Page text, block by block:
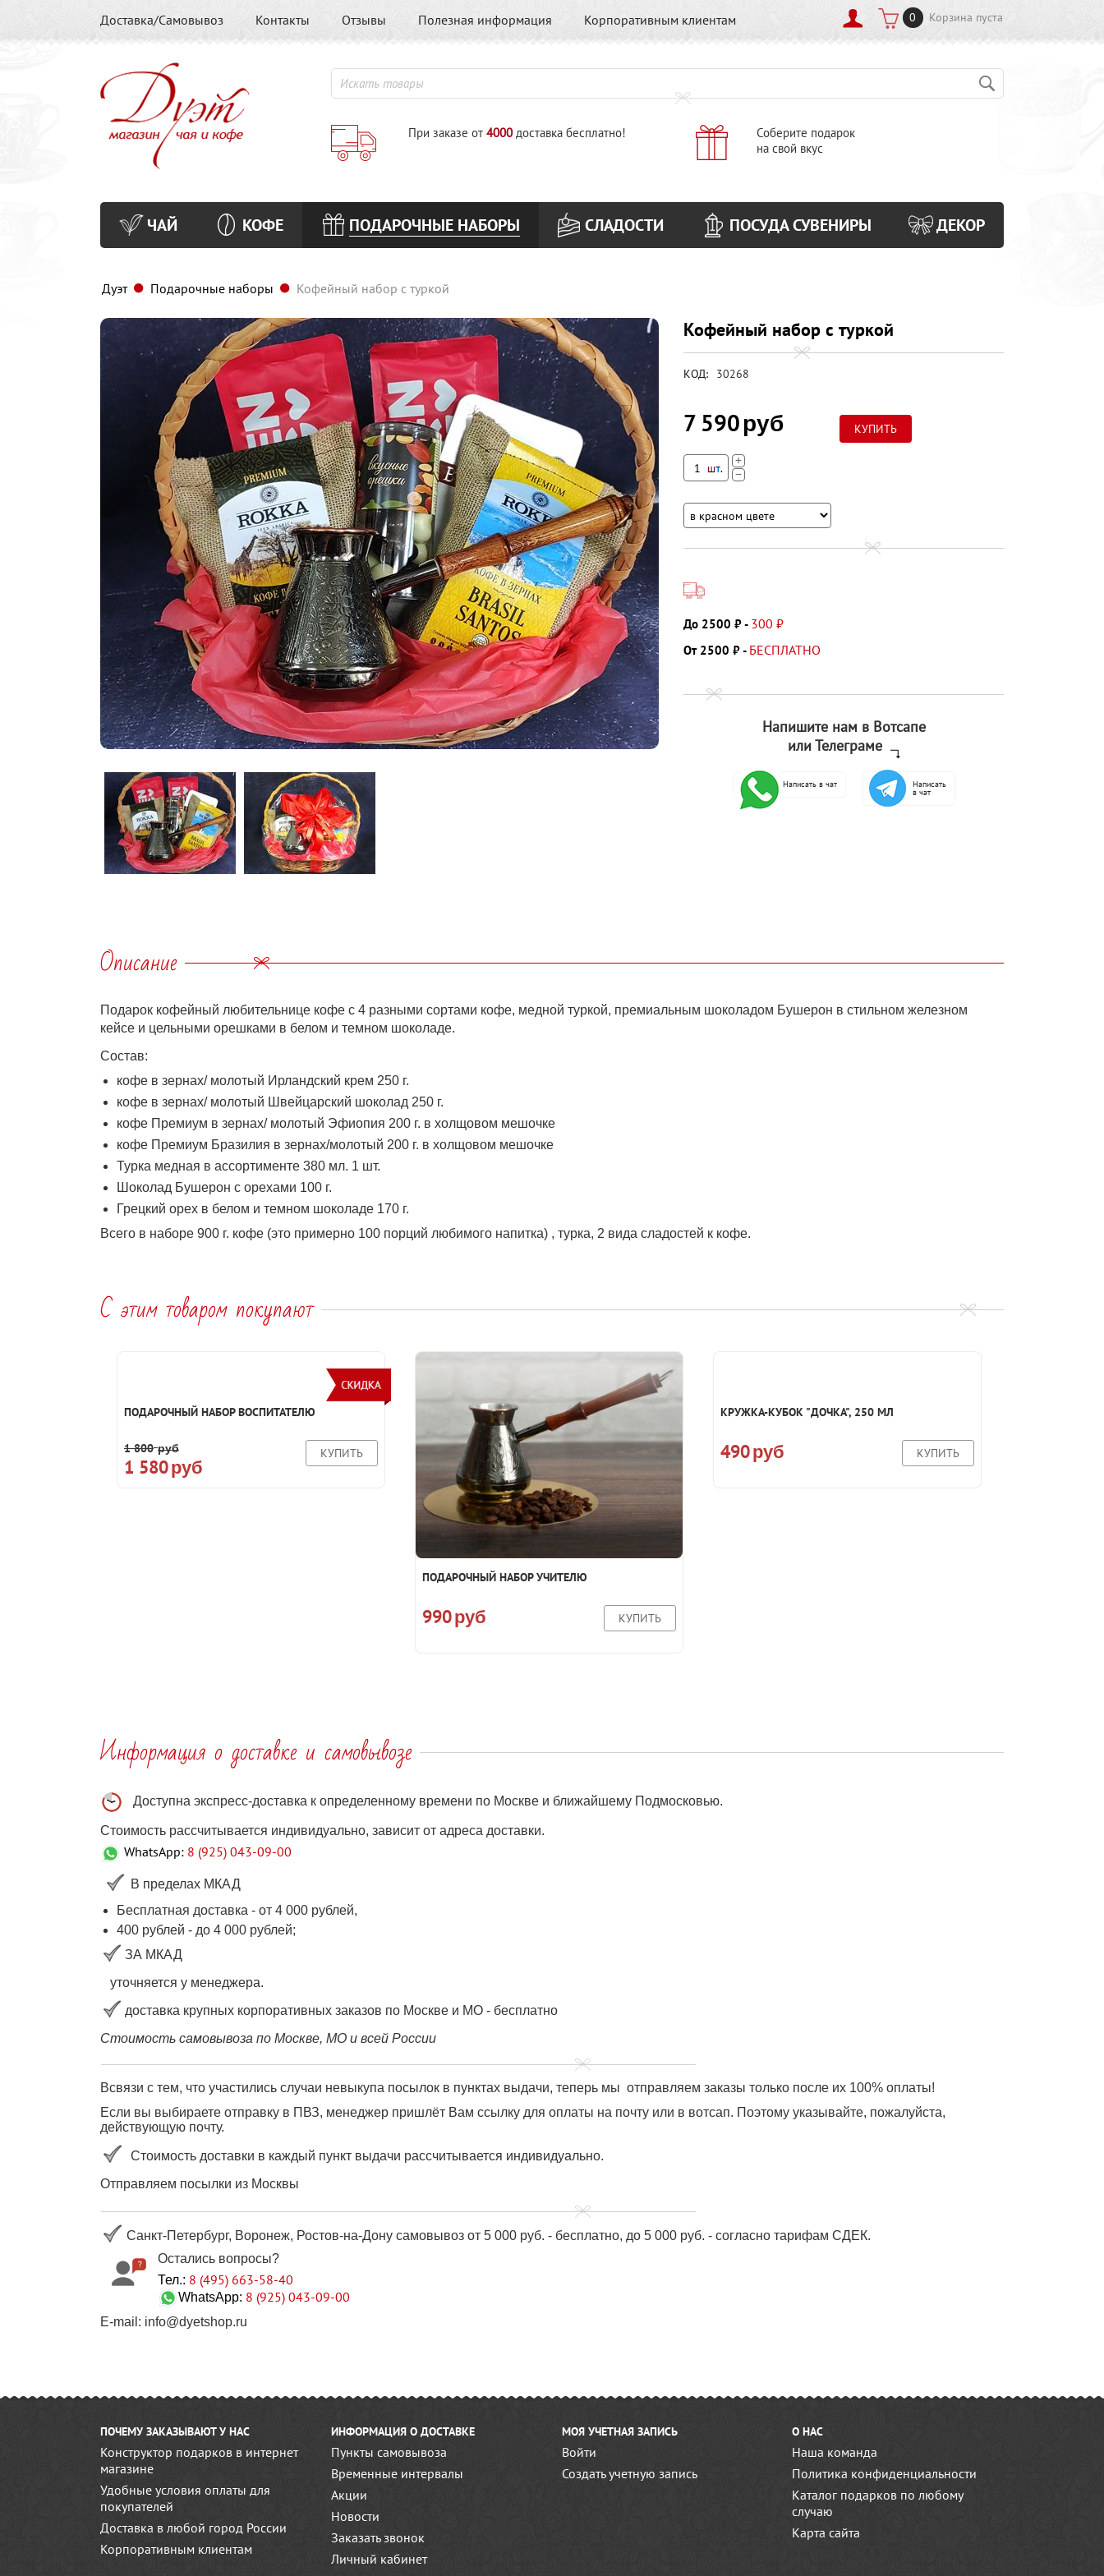
Доставка/Самовывоз Контакты Отзывы Полезная информация Корпоративным клиентам 0 Корзина пуста
При заказе от 4000доставка бесплатно!
Соберите подарок
на свой вкус
ЧАЙ КОФЕ ПОДАРОЧНЫЕ НАБОРЫ СЛАДОСТИ ПОСУДА СУВЕНИРЫ ДЕКОР
Дуэт Подарочные наборы Кофейный набор с туркой
Кофейный набор с туркой
КОД: 30268
7 590 руб
+
−
До 2500 ₽ - 300 ₽
От 2500 ₽ - БЕСПЛАТНО
Напишите нам в Вотсапе
или Телеграме
Написать в чат Написать
в чат
Описание
Подарок кофейный любительнице кофе с 4 разными сортами кофе, медной туркой, премиальным шоколадом Бушерон в стильном железном
кейсе и цельными орешками в белом и темном шоколаде.
Состав:
кофе в зернах/ молотый Ирландский крем 250 г.
кофе в зернах/ молотый Швейцарский шоколад 250 г.
кофе Премиум в зернах/ молотый Эфиопия 200 г. в холщовом мешочке
кофе Премиум Бразилия в зернах/молотый 200 г. в холщовом мешочке
Турка медная в ассортименте 380 мл. 1 шт.
Шоколад Бушерон с орехами 100 г.
Грецкий орех в белом и темном шоколаде 170 г.
Всего в наборе 900 г. кофе (это примерно 100 порций любимого напитка) , турка, 2 вида сладостей к кофе.
С этим товаром покупают
ПОДАРОЧНЫЙ НАБОР ВОСПИТАТЕЛЮ
1 800 руб
1 580 руб
КУПИТЬ
ПОДАРОЧНЫЙ НАБОР УЧИТЕЛЮ
990 руб КУПИТЬ
КРУЖКА-КУБОК "ДОЧКА", 250 МЛ
490 руб КУПИТЬ
Информация о доставке и самовывозе
Доступна экспресс-доставка к определенному времени по Москве и ближайшему Подмосковью.
Стоимость рассчитывается индивидуально, зависит от адреса доставки.
WhatsApp: 8 (925) 043-09-00
В пределах МКАД
Бесплатная доставка - от 4 000 рублей,
400 рублей - до 4 000 рублей;
ЗА МКАД
уточняется у менеджера.
доставка крупных корпоративных заказов по Москве и МО - бесплатно
Стоимость самовывоза по Москве, МО и всей России
Всвязи с тем, что участились случаи невыкупа посылок в пунктах выдачи, теперь мы отправляем заказы только после их 100% оплаты!
Если вы выбираете отправку в ПВЗ, менеджер пришлёт Вам ссылку для оплаты на почту или в вотсап. Поэтому указывайте, пожалуйста,
действующую почту.
Стоимость доставки в каждый пункт выдачи рассчитывается индивидуально.
Отправляем посылки из Москвы
Санкт-Петербург, Воронеж, Ростов-на-Дону самовывоз от 5 000 руб. - бесплатно, до 5 000 руб. - согласно тарифам СДЕК.
Остались вопросы?
Тел.: 8 (495) 663-58-40
WhatsApp: 8 (925) 043-09-00
E-mail: info@dyetshop.ru
ПОЧЕМУ ЗАКАЗЫВАЮТ У НАС
Конструктор подарков в интернет
магазине
Удобные условия оплаты для
покупателей
Доставка в любой город России
Корпоративным клиентам
ИНФОРМАЦИЯ О ДОСТАВКЕ
Пункты самовывоза
Временные интервалы
Акции
Новости
Заказать звонок
Личный кабинет
МОЯ УЧЕТНАЯ ЗАПИСЬ
Войти
Создать учетную запись
О НАС
Наша команда
Политика конфиденциальности
Каталог подарков по любому
случаю
Карта сайта